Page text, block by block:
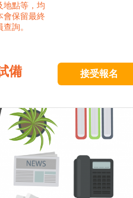
地點等，均
會保留最終
詢。
備
接受報名